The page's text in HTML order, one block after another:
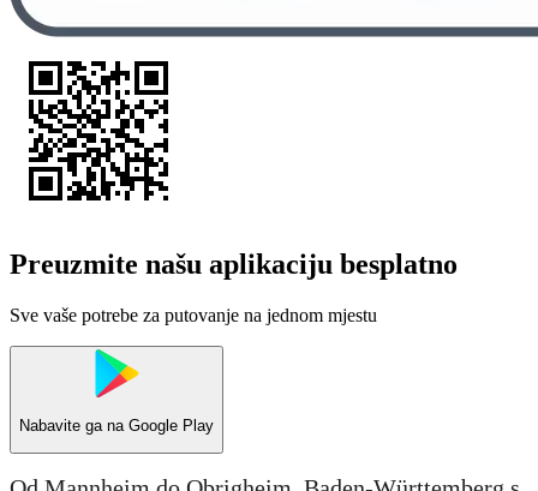
Preuzmite našu aplikaciju besplatno
Sve vaše potrebe za putovanje na jednom mjestu
Nabavite ga na Google Play